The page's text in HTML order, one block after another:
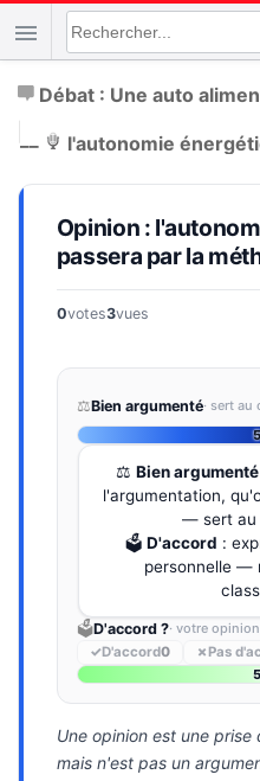
Débat : Une auto
__ l'autonomie
Opinion :
passera par la
0votes3vues
⚖️Bien argumenté· sert au
⚖️ Bien argumenté
l'argumentation,
— sert au
🗳️ D'accord :
personnelle —
🗳️D'accord ?· votre
✓D'accord0 ✗Pas
Une opinion est une
mais n'est pas un